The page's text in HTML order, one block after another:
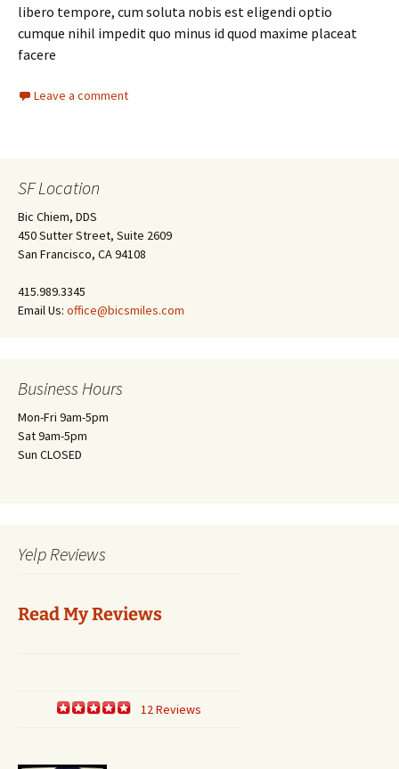
libero tempore, cum soluta nobis est eligendi optio
cumque nihil impedit quo minus id quod maxime placeat
facere
Leave a comment
SF Location
Bic Chiem, DDS
450 Sutter Street, Suite 2609
San Francisco, CA 94108
415.989.3345
Email Us: office@bicsmiles.com
Business Hours
Mon-Fri 9am-5pm
Sat 9am-5pm
Sun CLOSED
Yelp Reviews
Read My Reviews
12 Reviews